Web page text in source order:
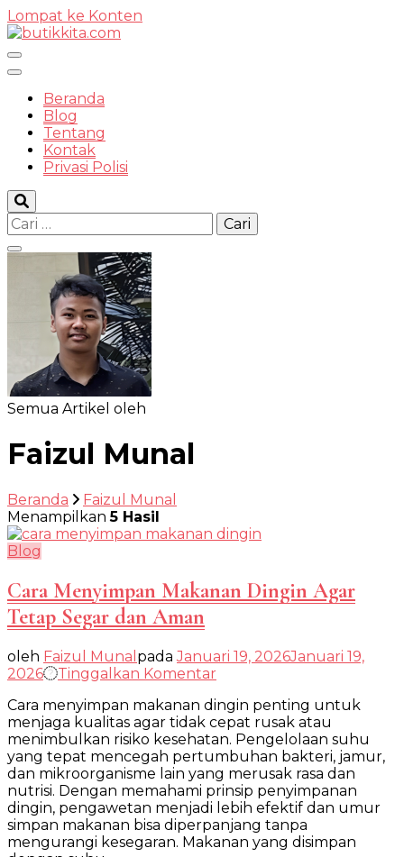
Lompat ke Konten
Beranda
Blog
Tentang
Kontak
Privasi Polisi
Cari
untuk:
Semua Artikel oleh
Faizul Munal
Beranda
Faizul Munal
Menampilkan5 Hasil
Blog
Cara Menyimpan Makanan Dingin Agar
Tetap Segar dan Aman
oleh Faizul Munal padaJanuari 19, 2026Januari 19,
2026
Tinggalkan Komentar
Menyimpan
Makanan
Dingin
Agar
Tetap
Segar
dan
Aman
Cara menyimpan makanan dingin penting untuk
menjaga kualitas agar tidak cepat rusak atau
menimbulkan risiko kesehatan. Pengelolaan suhu
yang tepat mencegah pertumbuhan bakteri, jamur,
dan mikroorganisme lain yang merusak rasa dan
nutrisi. Dengan memahami prinsip penyimpanan
dingin, pengawetan menjadi lebih efektif dan umur
simpan makanan bisa diperpanjang tanpa
mengurangi kesegaran. Makanan yang disimpan